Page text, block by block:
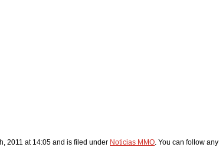
2011 at 14:05 and is filed under Noticias MMO. You can follow any